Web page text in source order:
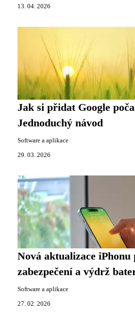
13. 04. 2026
Jak si přidat Google
Jednoduchý návod
Software a aplikace
29. 03. 2026
Nová aktualizace iPhonu
zabezpečení a výdrž
Software a aplikace
27. 02. 2026